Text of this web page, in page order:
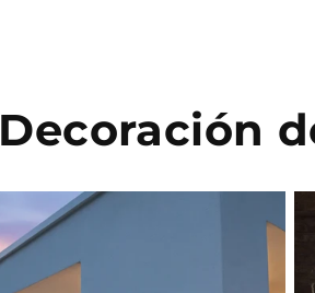
Decoración